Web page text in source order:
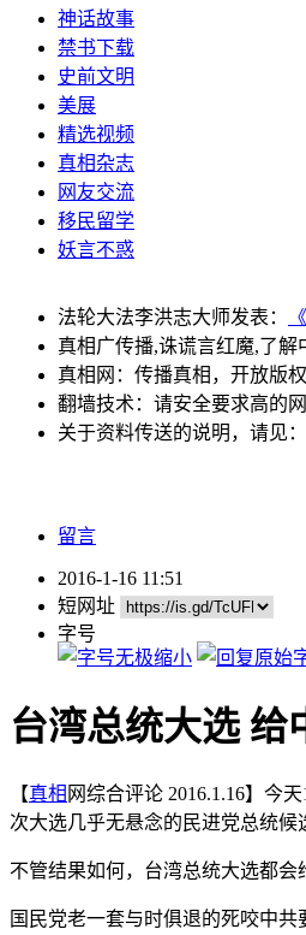
神话故事
禁书下载
史前文明
美展
精选视频
真相杂志
网友交流
移民留学
妖言不惑
法轮大法李洪志大师发表：
真相广传播,诛谎言红魔,了
真相网：传播真相，开放版
翻墙技术：请安全要求高的
关于资料传送的说明，请见：
留言
2016-1-16 11:51
短网址
字号
台湾总统大选 给
【真相 网综合评论 2016.1.16】今
次大选几乎无悬念的民进党总统候
不管结果如何，台湾总统大选都会
国民党老一套与时俱退的死咬中